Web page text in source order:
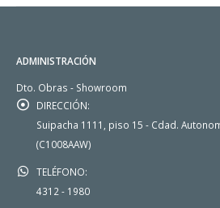
ADMINISTRACIÓN
Dto. Obras - Showroom
DIRECCIÓN:
Suipacha 1111, piso 15 - Cdad.
(C1008AAW)
TELÉFONO:
4312 - 1980